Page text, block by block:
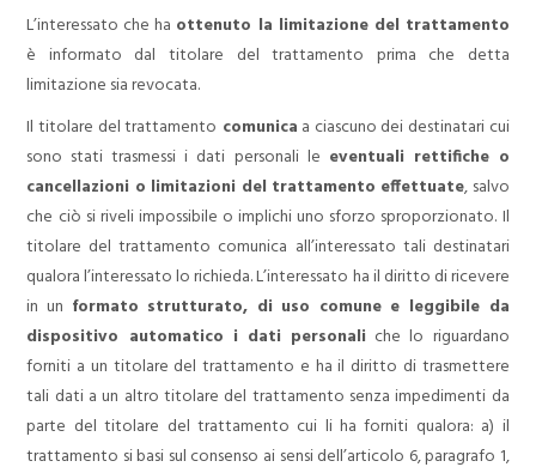
L’interessato che ha ottenuto la limitazione del trattamento
è informato dal titolare del trattamento prima che detta
limitazione sia revocata.
Il titolare del trattamento comunica a ciascuno dei destinatari cui
sono stati trasmessi i dati personali le eventuali rettifiche o
cancellazioni o limitazioni del trattamento effettuate, salvo
che ciò si riveli impossibile o implichi uno sforzo sproporzionato. Il
titolare del trattamento comunica all’interessato tali destinatari
qualora l’interessato lo richieda.L’interessato ha il diritto di ricevere
in un formato strutturato, di uso comune e leggibile da
dispositivo automatico i dati personali che lo riguardano
forniti a un titolare del trattamento e ha il diritto di trasmettere
tali dati a un altro titolare del trattamento senza impedimenti da
parte del titolare del trattamento cui li ha forniti qualora: a) il
trattamento si basi sul consenso ai sensi dell’articolo 6, paragrafo 1,